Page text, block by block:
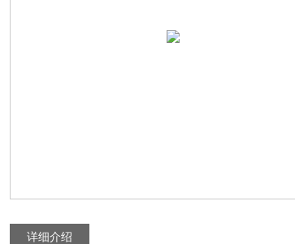
详细介绍